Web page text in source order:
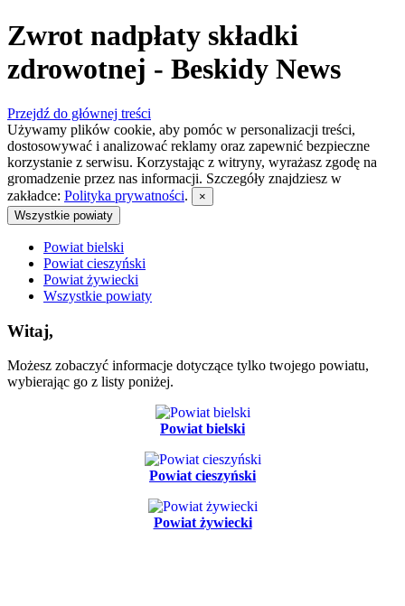
Zwrot nadpłaty składki
zdrowotnej - Beskidy News
Przejdź do głównej treści
Używamy plików cookie, aby pomóc w personalizacji treści,
dostosowywać i analizować reklamy oraz zapewnić bezpieczne
korzystanie z serwisu. Korzystając z witryny, wyrażasz zgodę na
gromadzenie przez nas informacji. Szczegóły znajdziesz w
zakładce: Polityka prywatności.
×
Wszystkie powiaty
Powiat bielski
Powiat cieszyński
Powiat żywiecki
Wszystkie powiaty
Witaj,
Możesz zobaczyć informacje dotyczące tylko twojego powiatu,
wybierając go z listy poniżej.
Powiat bielski
Powiat cieszyński
Powiat żywiecki